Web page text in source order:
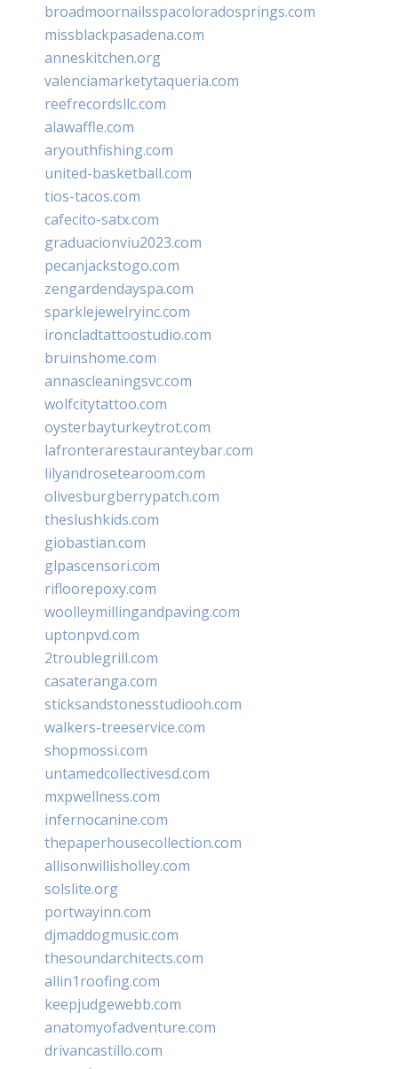
broadmoornailsspacoloradosprings.com
missblackpasadena.com
anneskitchen.org
valenciamarketytaqueria.com
reefrecordsllc.com
alawaffle.com
aryouthfishing.com
united-basketball.com
tios-tacos.com
cafecito-satx.com
graduacionviu2023.com
pecanjackstogo.com
zengardendayspa.com
sparklejewelryinc.com
ironcladtattoostudio.com
bruinshome.com
annascleaningsvc.com
wolfcitytattoo.com
oysterbayturkeytrot.com
lafronterarestauranteybar.com
lilyandrosetearoom.com
olivesburgberrypatch.com
theslushkids.com
giobastian.com
glpascensori.com
rifloorepoxy.com
woolleymillingandpaving.com
uptonpvd.com
2troublegrill.com
casateranga.com
sticksandstonesstudiooh.com
walkers-treeservice.com
shopmossi.com
untamedcollectivesd.com
mxpwellness.com
infernocanine.com
thepaperhousecollection.com
allisonwillisholley.com
solslite.org
portwayinn.com
djmaddogmusic.com
thesoundarchitects.com
allin1roofing.com
keepjudgewebb.com
anatomyofadventure.com
drivancastillo.com